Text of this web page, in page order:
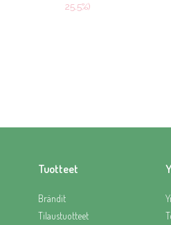
25.5%)
Tuotteet
Brändit
Tilaustuotteet